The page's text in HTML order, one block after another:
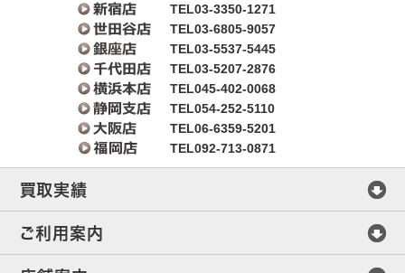
TEL03-3350-1271
TEL03-6805-9057
TEL03-5537-5445
TEL03-5207-2876
TEL045-402-0068
TEL054-252-5110
TEL06-6359-5201
TEL092-713-0871
買取実績
マイセン
ご利用案内